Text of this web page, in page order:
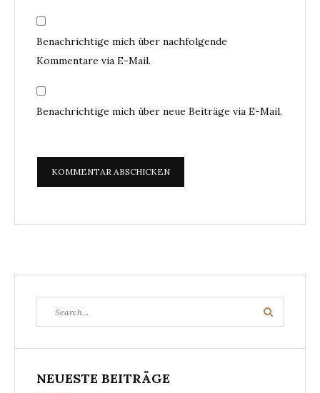
Benachrichtige mich über nachfolgende
Kommentare via E-Mail.
Benachrichtige mich über neue Beiträge via E-Mail.
for:
Search
NEUESTE BEITRÄGE